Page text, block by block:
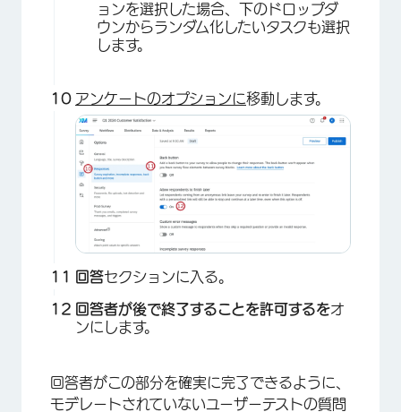
ョンを選択した場合、下のドロップダ
ウンからランダム化したいタスクも選択
します。
アンケートのオプションに移動します。
回答セクションに入る。
回答者が後で終了することを許可するをオ
ンにします。
回答者がこの部分を確実に完了できるように、
モデレートされていないユーザーテストの質問